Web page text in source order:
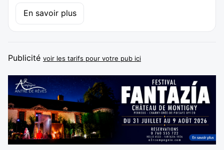
En savoir plus
Publicité voir les tarifs pour votre pub ici